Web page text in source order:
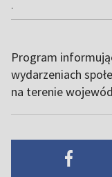
.
Program
wydarzeniach
na terenie